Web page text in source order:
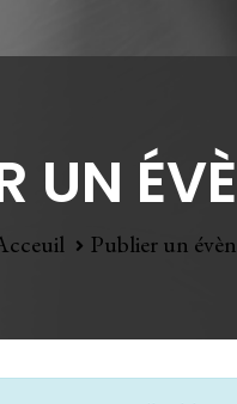
UN
Publier un